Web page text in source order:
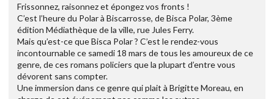
Frissonnez, raisonnez et épongez vos fronts !
C’est l’heure du Polar à Biscarrosse, de Bisca Polar, 3ème
édition Médiathèque de la ville, rue Jules Ferry.
Mais qu’est-ce que Bisca Polar ? C’est le rendez-vous
incontournable ce samedi 18 mars de tous les amoureux de ce
genre, de ces romans policiers que la plupart d’entre vous
dévorent sans compter.
Une immersion dans ce genre qui plait à Brigitte Moreau, en